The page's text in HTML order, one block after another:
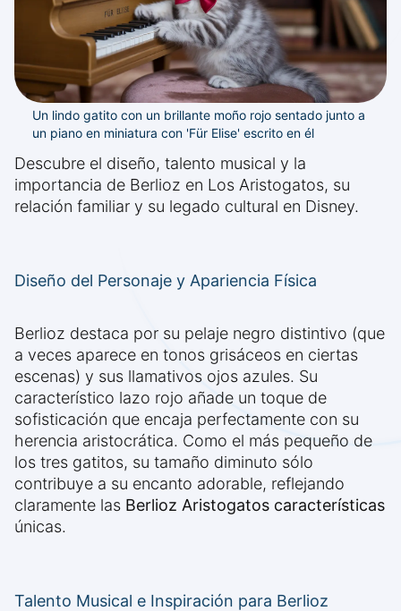
Un lindo gatito con un brillante moño rojo sentado junto a
un piano en miniatura con 'Für Elise' escrito en él
Descubre el diseño, talento musical y la
importancia de Berlioz en Los Aristogatos, su
relación familiar y su legado cultural en Disney.
Diseño del Personaje y Apariencia Física
Berlioz destaca por su pelaje negro distintivo (que
a veces aparece en tonos grisáceos en ciertas
escenas) y sus llamativos ojos azules. Su
característico lazo rojo añade un toque de
sofisticación que encaja perfectamente con su
herencia aristocrática. Como el más pequeño de
los tres gatitos, su tamaño diminuto sólo
contribuye a su encanto adorable, reflejando
claramente las Berlioz Aristogatos características
únicas.
Talento Musical e Inspiración para Berlioz